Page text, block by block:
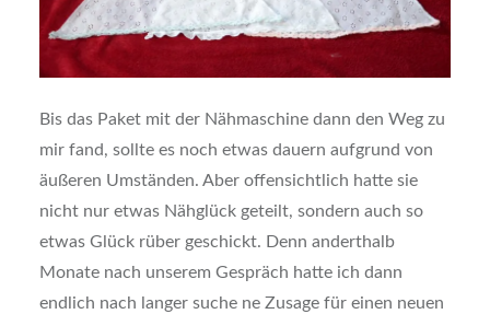
Bis das Paket mit der Nähmaschine dann den Weg zu
mir fand, sollte es noch etwas dauern aufgrund von
äußeren Umständen. Aber offensichtlich hatte sie
nicht nur etwas Nähglück geteilt, sondern auch so
etwas Glück rüber geschickt. Denn anderthalb
Monate nach unserem Gespräch hatte ich dann
endlich nach langer suche ne Zusage für einen neuen